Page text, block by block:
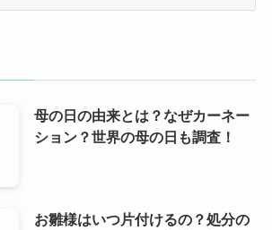
母の日の由来とは？なぜカーネー
ション？世界の母の日も調査！
お雛様はいつ片付けるの？処分の